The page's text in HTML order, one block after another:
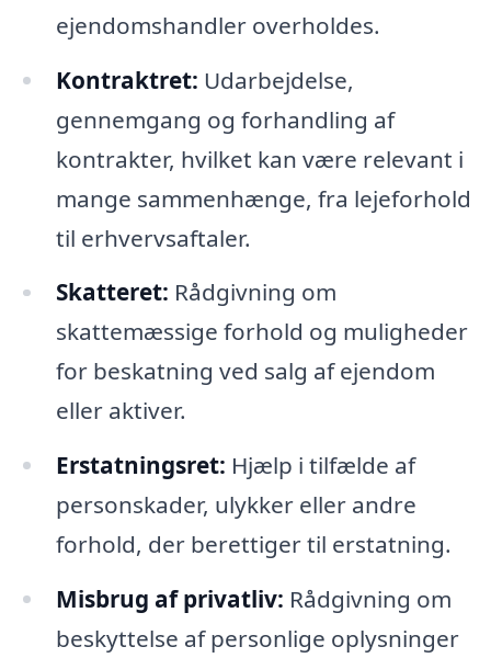
ejendomshandler overholdes.
Kontraktret: Udarbejdelse,
gennemgang og forhandling af
kontrakter, hvilket kan være relevant i
mange sammenhænge, fra lejeforhold
til erhvervsaftaler.
Skatteret: Rådgivning om
skattemæssige forhold og muligheder
for beskatning ved salg af ejendom
eller aktiver.
Erstatningsret: Hjælp i tilfælde af
personskader, ulykker eller andre
forhold, der berettiger til erstatning.
Misbrug af privatliv: Rådgivning om
beskyttelse af personlige oplysninger